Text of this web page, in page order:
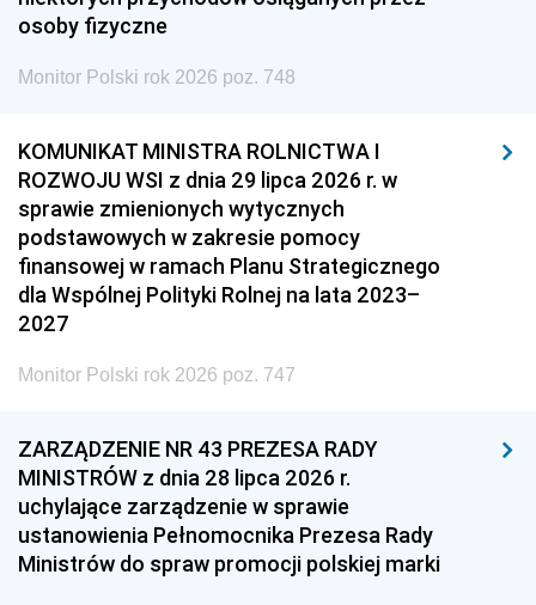
osoby fizyczne
Monitor Polski rok 2026 poz. 748
KOMUNIKAT MINISTRA ROLNICTWA I
ROZWOJU WSI z dnia 29 lipca 2026 r. w
sprawie zmienionych wytycznych
podstawowych w zakresie pomocy
finansowej w ramach Planu Strategicznego
dla Wspólnej Polityki Rolnej na lata 2023–
2027
Monitor Polski rok 2026 poz. 747
ZARZĄDZENIE NR 43 PREZESA RADY
MINISTRÓW z dnia 28 lipca 2026 r.
uchylające zarządzenie w sprawie
ustanowienia Pełnomocnika Prezesa Rady
Ministrów do spraw promocji polskiej marki